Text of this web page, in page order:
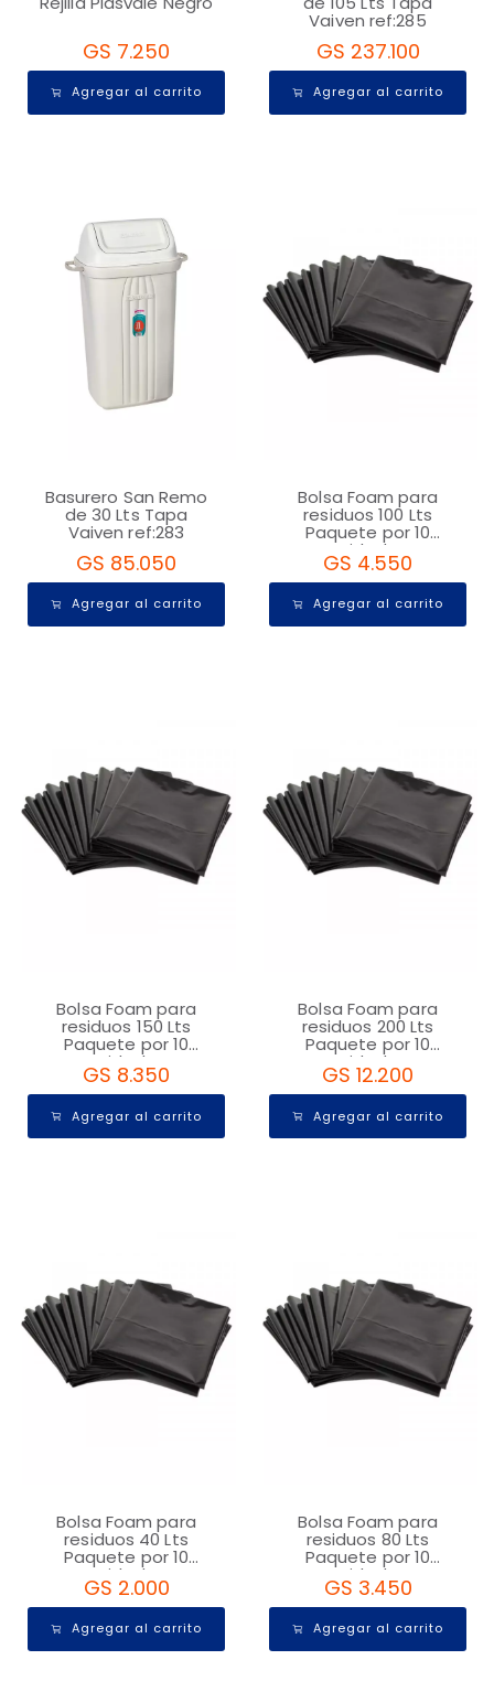
GS 7.250
Agregar al carrito
Vaiven ref:285
GS 237.100
Agregar al carrito
Basurero San Remo
de 30 Lts Tapa
Vaiven ref:283
GS 85.050
Agregar al carrito
Bolsa Foam para
residuos 100 Lts
Paquete por 10
Unidades
GS 4.550
Agregar al carrito
Bolsa Foam para
residuos 150 Lts
Paquete por 10
Unidades
GS 8.350
Agregar al carrito
Bolsa Foam para
residuos 200 Lts
Paquete por 10
Unidades
GS 12.200
Agregar al carrito
Bolsa Foam para
residuos 40 Lts
Paquete por 10
Unidades
GS 2.000
Agregar al carrito
Bolsa Foam para
residuos 80 Lts
Paquete por 10
Unidades
GS 3.450
Agregar al carrito